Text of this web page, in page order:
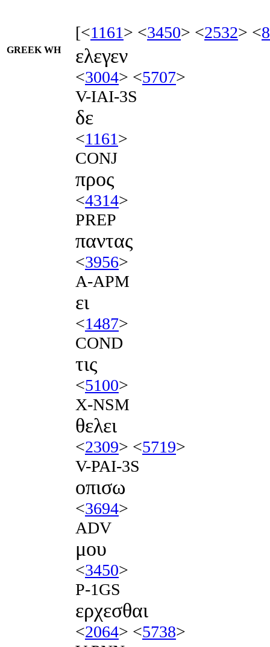
[<1161> <3450> <2532> <
GREEK WH ελεγεν
<3004> <5707>
V-IAI-3S
δε
<1161>
CONJ
προς
<4314>
PREP
παντας
<3956>
A-APM
ει
<1487>
COND
τις
<5100>
X-NSM
θελει
<2309> <5719>
V-PAI-3S
οπισω
<3694>
ADV
μου
<3450>
P-1GS
ερχεσθαι
<2064> <5738>